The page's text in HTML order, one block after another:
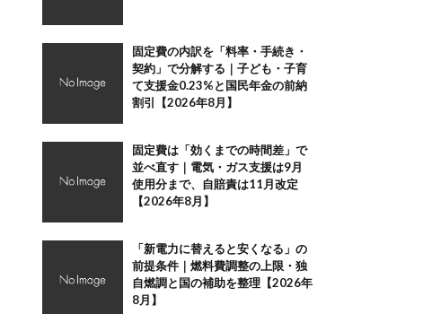
固定費の内訳を「料率・手続き・
契約」で分解する｜子ども・子育
て支援金0.23%と国民年金の前納
割引【2026年8月】
固定費は「効くまでの時間差」で
並べ直す｜電気・ガス支援は9月
使用分まで、自賠責は11月改定
【2026年8月】
「新電力に替えると安くなる」の
前提条件｜燃料費調整の上限・独
自燃調と国の補助を整理【2026年
8月】